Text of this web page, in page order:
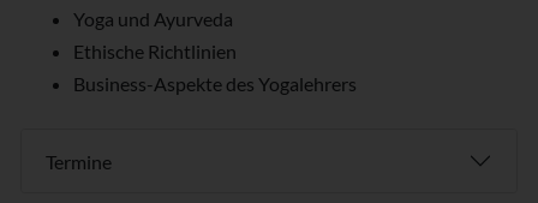
Yoga und Ayurveda
Ethische Richtlinien
Business-Aspekte des Yogalehrers
Termine